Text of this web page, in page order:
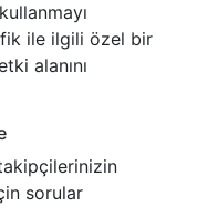
ile ilgili özel bir
alanını
sorular